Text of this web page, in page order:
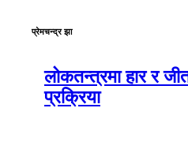
प्रेमचन्द्र झा
लोकतन्त्रमा हार र
प्रक्रिया